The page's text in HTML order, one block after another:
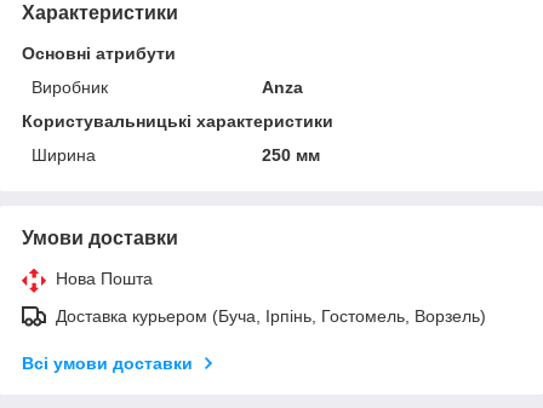
Характеристики
Основні атрибути
Виробник
Anza
Користувальницькі характеристики
Ширина
250 мм
Умови доставки
Нова Пошта
Доставка курьером (Буча, Ірпінь, Гостомель, Ворзель)
Всі умови доставки